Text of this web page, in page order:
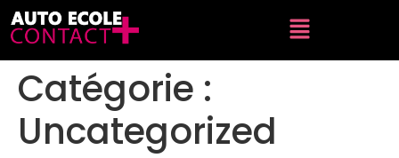
Catégorie :
Uncategorized